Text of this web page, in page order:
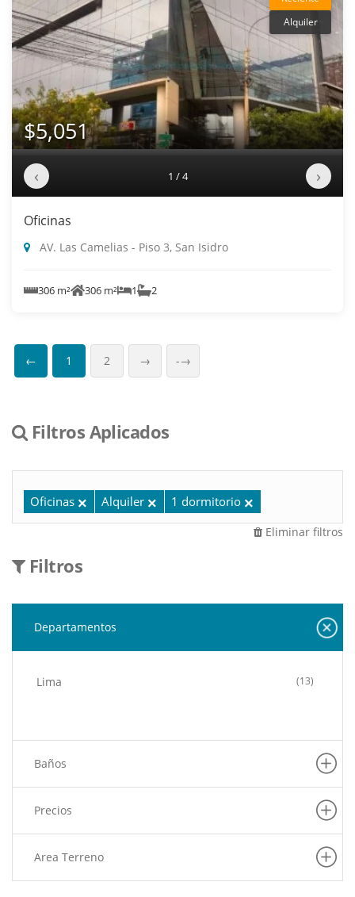
Alquiler
$5,051
‹ 1 / 4 ›
Oficinas
AV. Las Camelias - Piso 3, San Isidro
306 m² 306 m² 1 2
← 1 2 → -→
Filtros Aplicados
Oficinas Alquiler 1 dormitorio
Eliminar filtros
Filtros
Departamentos
Lima (13)
Baños
Precios
Area Terreno